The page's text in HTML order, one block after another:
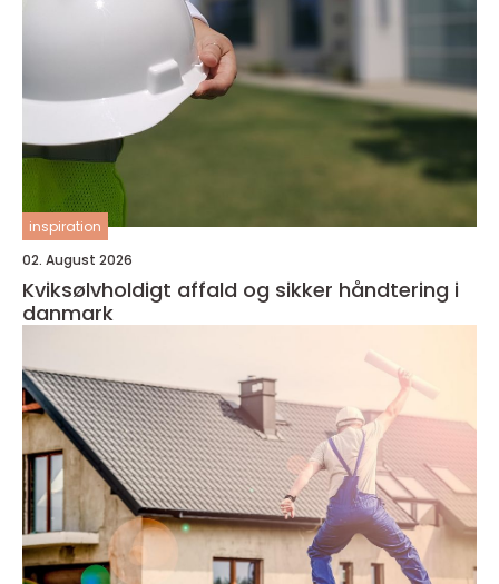
inspiration
02. August 2026
Kviksølvholdigt affald og sikker håndtering i
danmark